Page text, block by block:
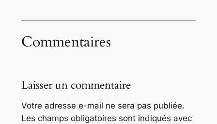
Commentaires
Laisser un commentaire
Votre adresse e-mail ne sera pas publiée.
Les champs obligatoires sont indiqués avec